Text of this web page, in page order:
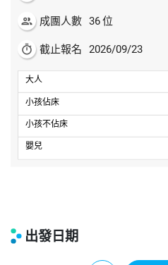
people 成團人數 36位
timer 截止報名 2026/09/23
出發日期